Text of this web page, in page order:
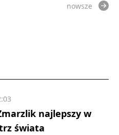
nowsze
najlepszy w
świata